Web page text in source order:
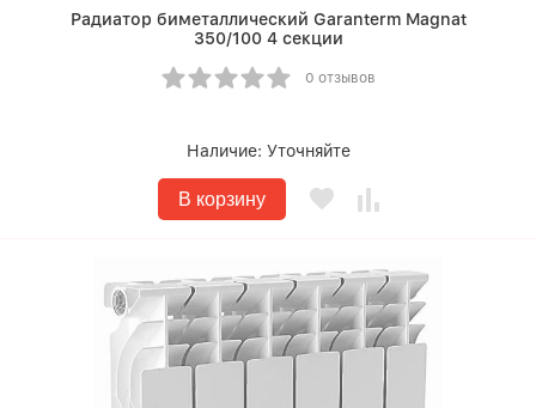
Радиатор биметаллический Garanterm Magnat
350/100 4 секции
0 отзывов
Наличие: Уточняйте
В корзину